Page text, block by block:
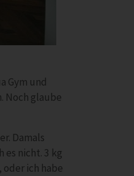
Gym und
Noch glaube
Damals
es nicht. 3 kg
ich habe